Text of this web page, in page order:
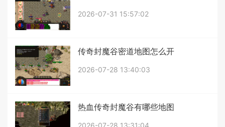
2026-07-31 15:57:02
传奇封魔谷密道地图怎么开
2026-07-28 13:40:03
热血传奇封魔谷有哪些地图
2026-07-28 13:31:04